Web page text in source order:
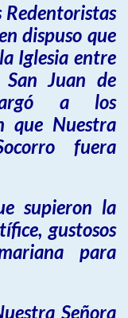
Redentoristas
dispuso que
Iglesia entre
Juan de
a los
que Nuestra
fuera
supieron la
gustosos
para
Señora